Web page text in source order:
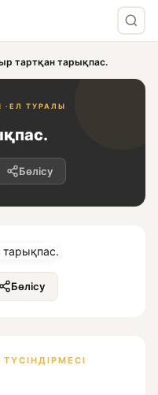
тартқан тарықпас.
· ЕЛ ТУРАЛЫ
Бөлісу
Бөлісу